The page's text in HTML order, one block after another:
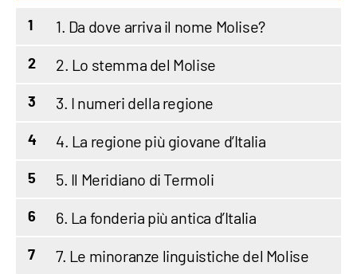
1 1. Da dove arriva il nome Molise?
2 2. Lo stemma del Molise
3 3. I numeri della regione
4 4. La regione più giovane d’Italia
5 5. Il Meridiano di Termoli
6 6. La fonderia più antica d’Italia
7 7. Le minoranze linguistiche del Molise